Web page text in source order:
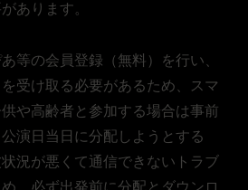
あります。
等の会員登録（無料）を行い、
受け取る必要があるため、スマ
や高齢者と参加する場合は事前
演日当日に分配しようとする
況が悪くて通信できないトラブ
、必ず出発前に分配とダウンロ